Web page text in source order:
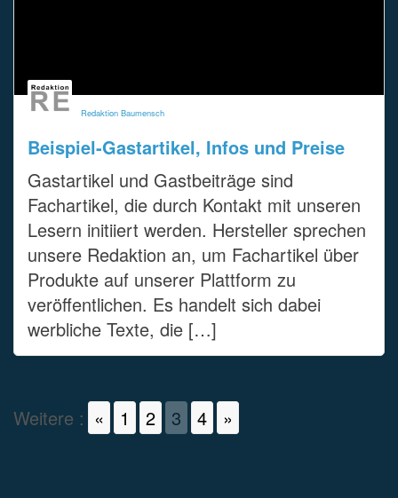
Redaktion Baumensch
Beispiel-Gastartikel, Infos und Preise
Gastartikel und Gastbeiträge sind
Fachartikel, die durch Kontakt mit unseren
Lesern initiiert werden. Hersteller sprechen
unsere Redaktion an, um Fachartikel über
Produkte auf unserer Plattform zu
veröffentlichen. Es handelt sich dabei
werbliche Texte, die […]
Weitere : « 1 2 3 4 »